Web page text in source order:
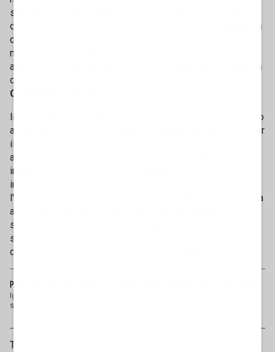
stagione vincendo anche la Coppa Italia contro la Lazio,
dopo il campionato conquistato in casa contro il
. Un
commento secco, pronunciato a caldo, che lascia intuire il
malcontento del belga e del gruppo per alcune decisioni
arbitrali e per una partita che ha complicato ulteriormente la
corsa del Diavolo verso la qualificazione alla prossima
Champions League
In casa Milan, del resto, la tensione è altissima. Il prossimo
appuntamento a Marassi contro il
sarà decisivo. Per
il Milan vincere è l'unico risultato utile per restare
agganciato al treno delle prime quattro e continuare a
inseguire la Champions. Una mancata vittoria rischierebbe
invece di compromettere in modo quasi definitivo
l'obiettivo più importante della stagione. Allegri, però, dovrà
affrontare l’emergenza, considerando che saranno
sicuramente assenti
stesso Saelemaekers, tutti fermati dal giudice sportivo
dopo le ammonizioni rimediate contro l'Atalanta.
PAOLO MALDINI, IGLI TARE GELA I TIFOSI DEL MILAN: "LA SITUAZIONE È COMPLICATA"
Igli Tare è stato il primo a presentarsi davanti ai microfoni dopo la pesante
sconfitta del Milan contro l’...
Tre assenze pesanti, soprattutto sulle corsie esterne, in un